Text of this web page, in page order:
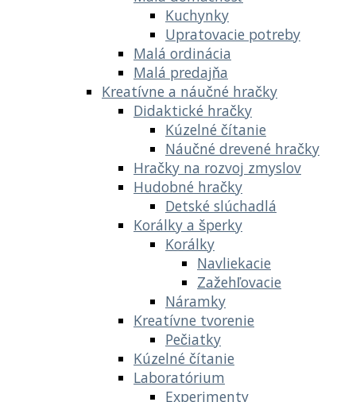
Kuchynky
Upratovacie potreby
Malá ordinácia
Malá predajňa
Kreatívne a náučné hračky
Didaktické hračky
Kúzelné čítanie
Náučné drevené hračky
Hračky na rozvoj zmyslov
Hudobné hračky
Detské slúchadlá
Korálky a šperky
Korálky
Navliekacie
Zažehľovacie
Náramky
Kreatívne tvorenie
Pečiatky
Kúzelné čítanie
Laboratórium
Experimenty